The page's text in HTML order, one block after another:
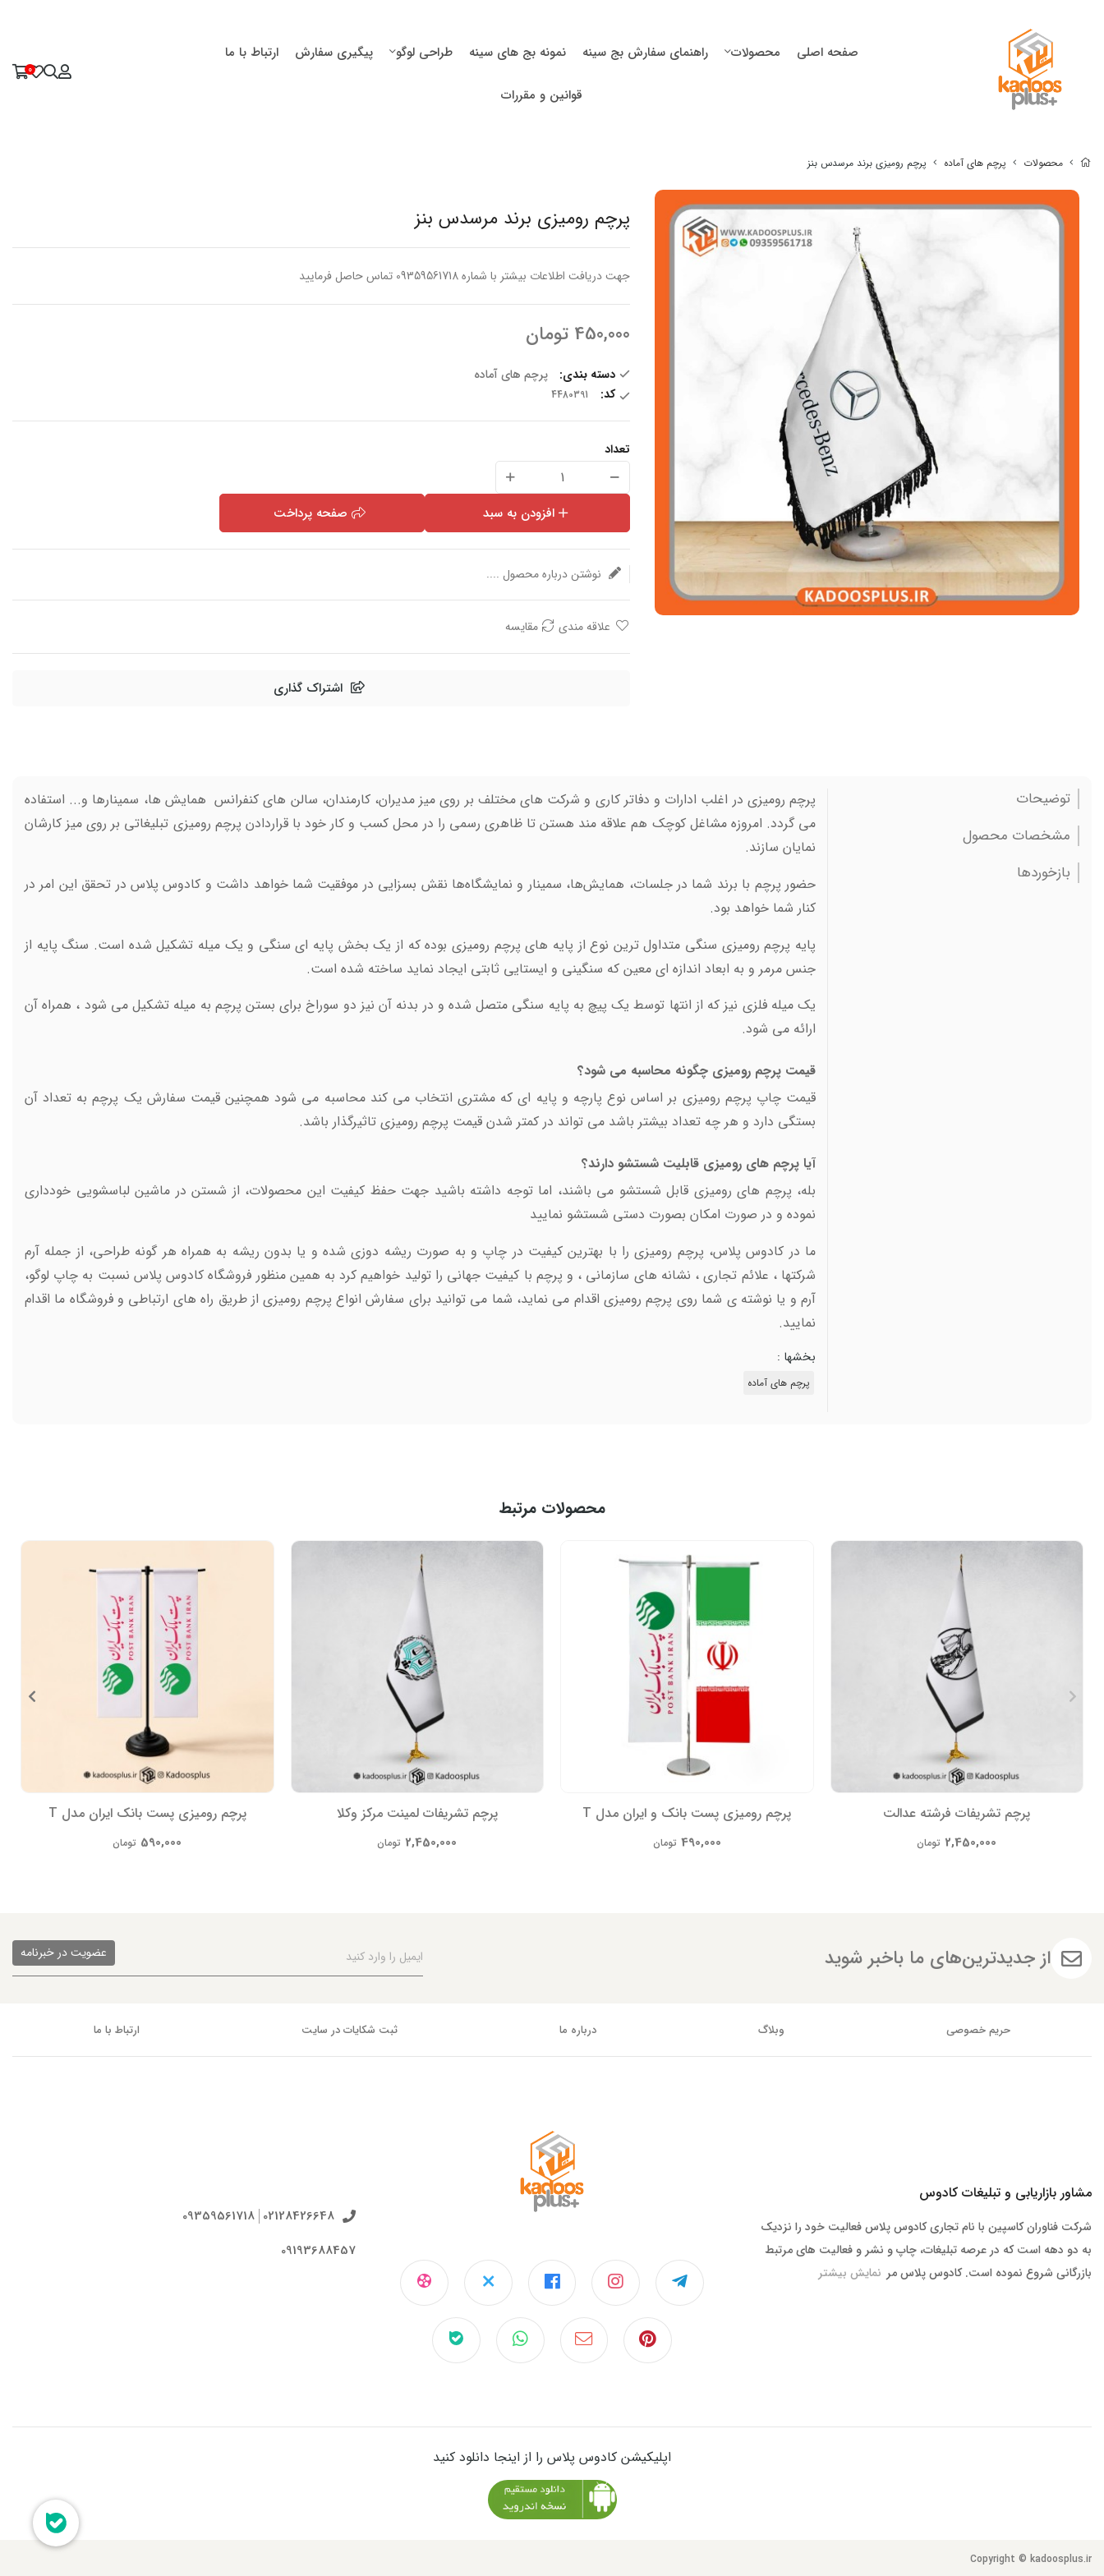
صفحه اصلی محصولات راهنمای سفارش بج سینه نمونه بج های سینه طراحی لوگو پیگیری سفارش ارتباط با ما
قوانین و مقررات
0
محصولات پرچم های آماده پرچم رومیزی برند مرسدس بنز
پرچم رومیزی برند مرسدس بنز
جهت دریافت اطلاعات بیشتر با شماره 09359561718 تماس حاصل فرمایید
450,000 تومان
دسته بندی:
پرچم های آماده
کد:
تعداد
افزودن به سبد صفحه پرداخت
نوشتن درباره محصول ....
علاقه مندی مقایسه
اشتراک گذاری
توضیحات
مشخصات محصول
بازخوردها
پرچم رومیزی در اغلب ادارات و دفاتر کاری و شرکت های مختلف بر روی میز مدیران، کارمندان، سالن های کنفرانس همایش ها، سمينارها و... استفاده
می گردد. امروزه مشاغل کوچک هم علاقه مند هستن تا ظاهری رسمی را در محل کسب و کار خود با قراردادن پرچم رومیزی تبلیغاتی بر روی ميز کارشان
نمايان سازند.
حضور پرچم با برند شما در جلسات، همایش‌ها، سمینار و نمایشگاه‌ها نقش بسزایی در موفقیت شما خواهد داشت و کادوس پلاس در تحقق این امر در
کنار شما خواهد بود.
پایه پرچم رومیزی سنگی متداول ترین نوع از پایه های پرچم رومیزی بوده که از یک بخش پایه ای سنگی و یک میله تشکیل شده است. سنگ پایه از
جنس مرمر و به ابعاد اندازه ای معین که سنگینی و ایستایی ثابتی ایجاد نماید ساخته شده است.
یک میله فلزی نیز که از انتها توسط یک پیچ به پایه سنگی متصل شده و در بدنه آن نیز دو سوراخ برای بستن پرچم به میله تشکیل می شود ، همراه آن
ارائه می شود.
قیمت پرچم رومیزی چگونه محاسبه می شود؟
قیمت چاپ پرچم رومیزی بر اساس نوع پارچه و پایه ای که مشتری انتخاب می کند محاسبه می شود همچنین قیمت سفارش یک پرچم به تعداد آن
بستگی دارد و هر چه تعداد بیشتر باشد می تواند در کمتر شدن قیمت پرچم رومیزی تاثیرگذار باشد.
آیا پرچم های رومیزی قابلیت شستشو دارند؟
بله، پرچم های رومیزی قابل شستشو می باشند، اما توجه داشته باشید جهت حفظ کیفیت این محصولات، از شستن در ماشین لباسشویی خودداری
نموده و در صورت امکان بصورت دستی شستشو نمایید
ما در کادوس پلاس، پرچم رومیزی را با بهترین کیفیت در چاپ و به صورت ریشه دوزی شده و یا بدون ریشه به همراه هر گونه طراحی، از جمله آرم
شرکتها ، علائم تجاری ، نشانه های سازمانی ، و پرچم با کيفيت جهانی را توليد خواهيم کرد به همین منظور فروشگاه کادوس پلاس نسبت به چاپ لوگو،
آرم و یا نوشته ی شما روی پرچم رومیزی اقدام می نماید، شما می توانيد برای سفارش انواع پرچم رومیزی از طریق راه های ارتباطی و فروشگاه ما اقدام
نمایید.
بخشها :
پرچم های آماده
محصولات مرتبط
پرچم تشریفات فرشته عدالت
2,450,000 تومان
پرچم رومیزی پست بانک و ایران مدل T
490,000 تومان
پرچم تشریفات لمینت مرکز وکلا
2,450,000 تومان
پرچم رومیزی پست بانک ایران مدل T
590,000 تومان
از جدیدترین‌های ما باخبر شوید عضویت در خبرنامه
حریم خصوصی وبلاگ درباره ما ثبت شکایات در سایت ارتباط با ما
مشاور بازاریابی و تبلیغات کادوس
شرکت فناوران کاسپین با نام تجاری کادوس پلاس فعالیت خود را نزدیک
به دو دهه است که در عرصه تبلیغات، چاپ و نشر و فعالیت های مرتبط
بازرگانی شروع نموده است. کادوس پلاس مر نمایش بیشتر
02128426648
09359561718
09193688457
اپلیکیشن کادوس پلاس را از اینجا دانلود کنید
Copyright © kadoosplus.ir